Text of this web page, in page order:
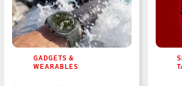
GADGETS &
WEARABLES